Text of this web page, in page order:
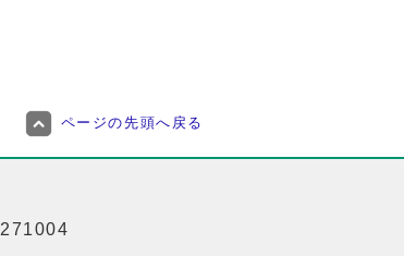
ページの先頭へ戻る